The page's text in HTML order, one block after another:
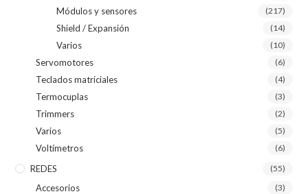
Módulos y sensores (217)
Shield / Expansión (14)
Varios (10)
Servomotores (6)
Teclados matriciales (4)
Termocuplas (3)
Trimmers (2)
Varios (5)
Voltímetros (6)
REDES (55)
Accesorios (3)